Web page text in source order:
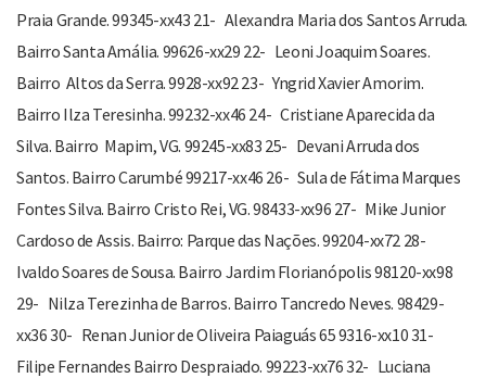
Praia Grande. 99345-xx43 21- Alexandra Maria dos Santos Arruda.
Bairro Santa Amália. 99626-xx29 22- Leoni Joaquim Soares.
Bairro Altos da Serra. 9928-xx92 23- Yngrid Xavier Amorim.
Bairro Ilza Teresinha. 99232-xx46 24- Cristiane Aparecida da
Silva. Bairro Mapim, VG. 99245-xx83 25- Devani Arruda dos
Santos. Bairro Carumbé 99217-xx46 26- Sula de Fátima Marques
Fontes Silva. Bairro Cristo Rei, VG. 98433-xx96 27- Mike Junior
Cardoso de Assis. Bairro: Parque das Nações. 99204-xx72 28-
Ivaldo Soares de Sousa. Bairro Jardim Florianópolis 98120-xx98
29- Nilza Terezinha de Barros. Bairro Tancredo Neves. 98429-
xx36 30- Renan Junior de Oliveira Paiaguás 65 9316-xx10 31-
Filipe Fernandes Bairro Despraiado. 99223-xx76 32- Luciana